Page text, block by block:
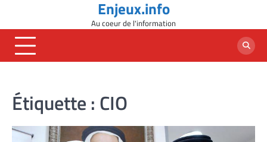
content
Enjeux.info
Au coeur de l'information
Étiquette : CIO